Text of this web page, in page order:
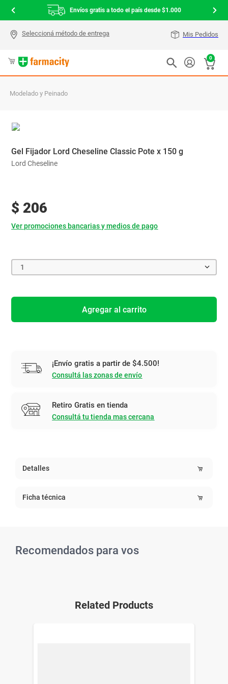
Envíos gratis a todo el país desde $1.000
Mis Pedidos
0
Modelado y Peinado
Gel Fijador Lord Cheseline Classic Pote x 150 g
Lord Cheseline
$ 206
Ver promociones bancarias y medios de pago
1
Agregar al carrito
¡Envío gratis a partir de $4.500!
Consultá las zonas de envío
Retiro Gratis en tienda
Consultá tu tienda mas cercana
Detalles
Ficha técnica
Recomendados para vos
Related Products